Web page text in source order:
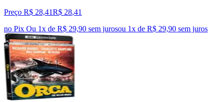
Preço R$ 28,41R$ 28,41
no Pix Ou 1x de R$ 29,90 sem jurosou 1x de R$ 29,90 sem juros